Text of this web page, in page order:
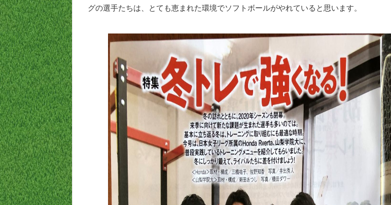
グの選手たちは、とても恵まれた環境でソフトボールがやれていると思います。